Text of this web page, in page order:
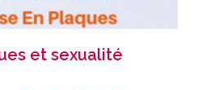
et sexualité